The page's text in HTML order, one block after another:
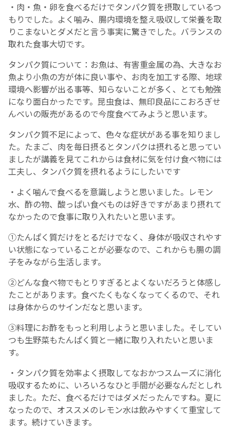
・肉・魚・卵を食べるだけでタンパク質を摂取しているつ
もりでした。よく噛み、腸内環境を整え吸収して栄養を取
りこまないとダメだと言う事実に驚きでした。バランスの
取れた食事大切です。
タンパク質について：お魚は、有害重金属の為、大きなお
魚より小魚の方が体に良い事や、お肉を加工する際、地球
環境へ影響が出る事等、知らないことが多く、とても勉強
になり面白かったです。昆虫食は、無印良品にこおろぎせ
んべいの販売があるので今度食べてみようと思います。
タンパク質不足によって、色々な症状がある事を知りまし
た。たまご、肉を毎日摂るとタンパクは摂れると思ってい
ましたが講義を見てこれからは食材に気を付け食べ物には
工夫し、タンパク質を摂れるようにしたいです
・よく噛んで食べるを意識しようと思いました。レモン
水、酢の物、酸っぱい食べものは好きですがあまり摂れて
なかったので食事に取り入れたいと思います。
①たんぱく質だけをとるだけでなく、身体が吸収されやす
い状態になっていることが必要なので、これからも腸の調
子をみながら生活します。
②どんな食べ物でもとりすぎるとよくないだろうと体感し
たことがあります。食べたくもなくなってくるので、それ
は身体からのサインだなと思います。
③料理にお酢をもっと利用しようと思いました。そしてい
つも生野菜もたんぱく質と一緒に取り入れたいと思いま
す。
・タンパク質を効率よく摂取してなおかつスムーズに消化
吸収するために、いろいろなひと手間が必要なんだとしれ
ました。ただ、食べるだけではダメだったんですね。夏に
なったので、オススメのレモン水は飲みやすくて重宝して
ます。続けていきます。